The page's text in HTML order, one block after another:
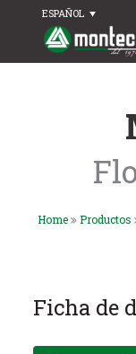
ESPAÑOL
Home Productos
Ficha de